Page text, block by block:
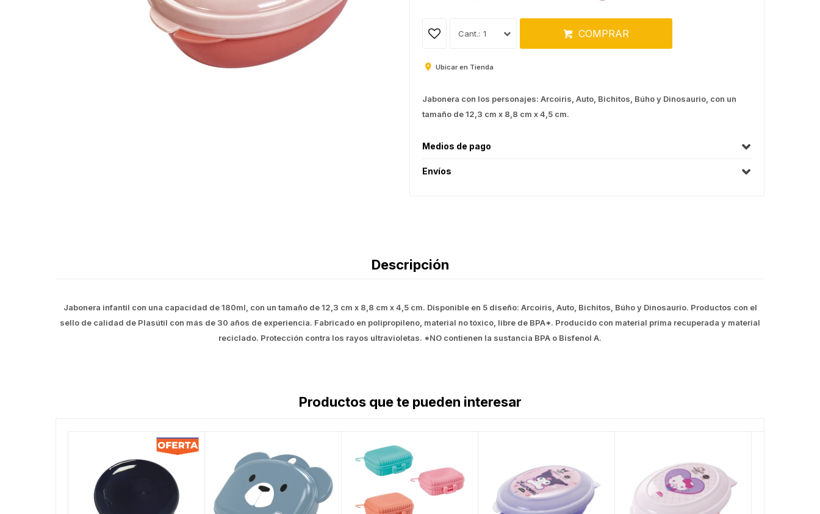
1 COMPRAR
Ubicar en Tienda
Jabonera con los personajes: Arcoiris, Auto, Bichitos, Búho y Dinosaurio, con un
tamaño de 12,3 cm x 8,8 cm x 4,5 cm.
Medios de pago
Envíos
Descripción
Jabonera infantil con una capacidad de 180ml, con un tamaño de 12,3 cm x 8,8 cm x 4,5 cm. Disponible en 5 diseño: Arcoiris, Auto, Bichitos, Búho y Dinosaurio. Productos con el
sello de calidad de Plasútil con más de 30 años de experiencia. Fabricado en polipropileno, material no tóxico, libre de BPA*. Producido con material prima recuperada y material
reciclado. Protección contra los rayos ultravioletas. *NO contienen la sustancia BPA o Bisfenol A.
Productos que te pueden interesar